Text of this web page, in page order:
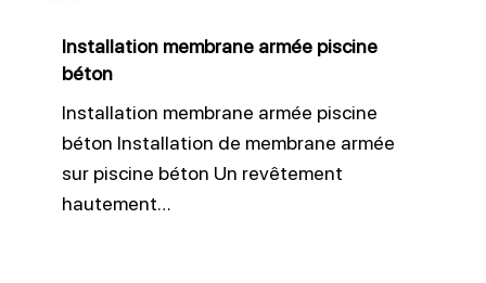
Installation membrane armée piscine
béton
Installation membrane armée piscine
béton Installation de membrane armée
sur piscine béton Un revêtement
hautement…